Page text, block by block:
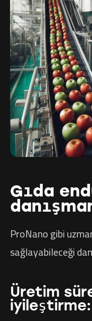
Gıda
ProNano gibi
sağlayabileceği
Üretim
iyileştirme: